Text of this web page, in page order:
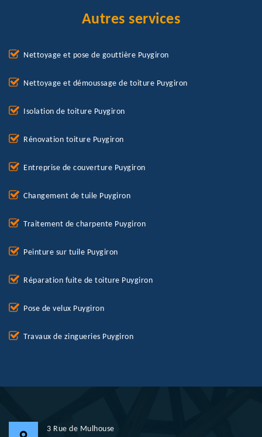
Autres services
Nettoyage et pose de gouttière Puygiron
Nettoyage et démoussage de toiture Puygiron
Isolation de toiture Puygiron
Rénovation toiture Puygiron
Entreprise de couverture Puygiron
Changement de tuile Puygiron
Traitement de charpente Puygiron
Peinture sur tuile Puygiron
Réparation fuite de toiture Puygiron
Pose de velux Puygiron
Travaux de zingueries Puygiron
3 Rue de Mulhouse